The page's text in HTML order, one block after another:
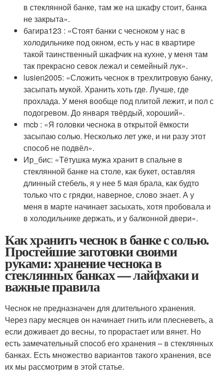
в стеклянной банке, там же на шкафу стоит, банка
не закрыта».
багира123 : «Стоят банки с чесноком у нас в
холодильнике под окном, есть у нас в квартире
такой таинственный шкафчик на кухне, у меня там
так прекрасно севок лежал и семейный лук».
lusien2005: «Сложить чеснок в трехлитровую банку,
засыпать мукой. Хранить хоть где. Лучше, где
прохлада. У меня вообще под плитой лежит, и пол с
подогревом. До января твёрдый, хороший».
mcb : «Я головки чеснока в открытой ёмкости
засыпаю солью. Несколько лет уже, и ни разу этот
способ не подвёл».
Ир_бис: «Тётушка мужа хранит в спальне в
стеклянной банке на столе, как букет, оставляя
длинный стебель, я у нее 5 мая брала, как будто
только что с грядки, наверное, слово знает. А у
меня в марте начинает засыхать, хотя пробовала и
в холодильнике держать, и у балконной двери».
Как хранить чеснок в банке с солью.
Простейшие заготовки своими
руками: хранение чеснока в
стеклянных банках — лайфхаки и
важные правила
Чеснок не предназначен для длительного хранения.
Через пару месяцев он начинает гнить или плесневеть, а
если доживает до весны, то прорастает или вянет. Но
есть замечательный способ его хранения – в стеклянных
банках. Есть множество вариантов такого хранения, все
их мы рассмотрим в этой статье.